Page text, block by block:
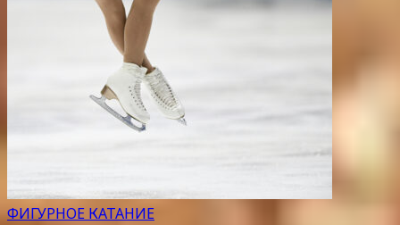
ФИГУРНОЕ КАТАНИЕ